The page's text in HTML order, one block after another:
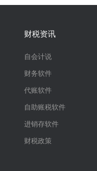
财税资讯
自会计说
财务软件
代账软件
自助账税软件
进销存软件
财税政策